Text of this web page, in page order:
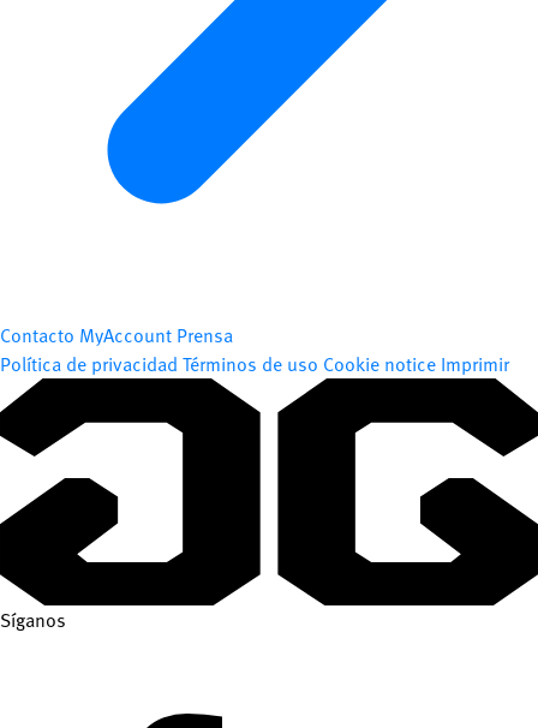
Contacto MyAccount Prensa
Política de privacidad Términos de uso Cookie notice Imprimir
Síganos